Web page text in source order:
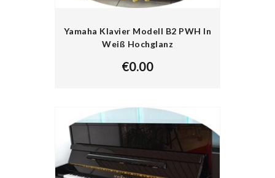
Yamaha Klavier Modell B2 PWH In
Weiß Hochglanz
€0.00